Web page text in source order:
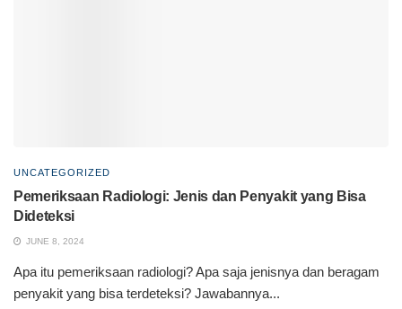
UNCATEGORIZED
Pemeriksaan Radiologi: Jenis dan Penyakit yang Bisa
Dideteksi
JUNE 8, 2024
Apa itu pemeriksaan radiologi? Apa saja jenisnya dan beragam
penyakit yang bisa terdeteksi? Jawabannya...